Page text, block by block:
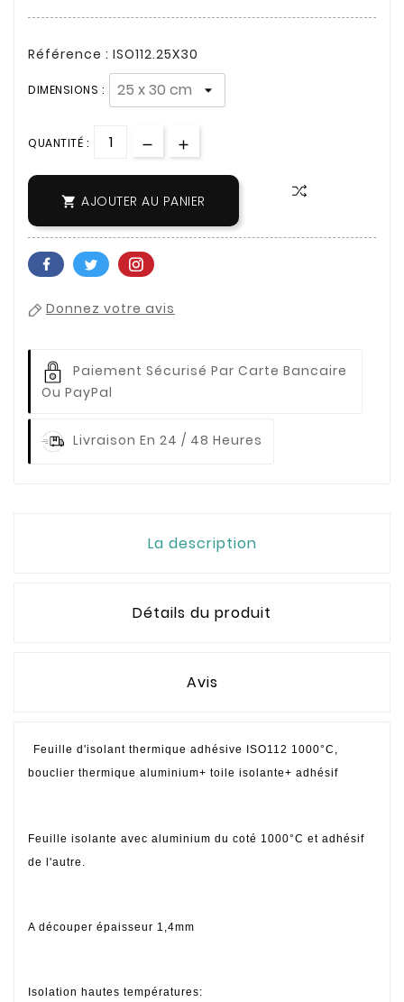
Référence : ISO112.25X30
DIMENSIONS :
QUANTITÉ :
 AJOUTER AU PANIER
Donnez votre avis
Paiement Sécurisé Par Carte Bancaire
Ou PayPal
Livraison En 24 / 48 Heures
La description
Détails du produit
Avis
Feuille d'isolant thermique adhésive ISO112 1000°C,
bouclier thermique aluminium+ toile isolante+ adhésif
Feuille isolante avec aluminium du coté 1000°C et adhésif
de l'autre.
A découper épaisseur 1,4mm
Isolation hautes températures: